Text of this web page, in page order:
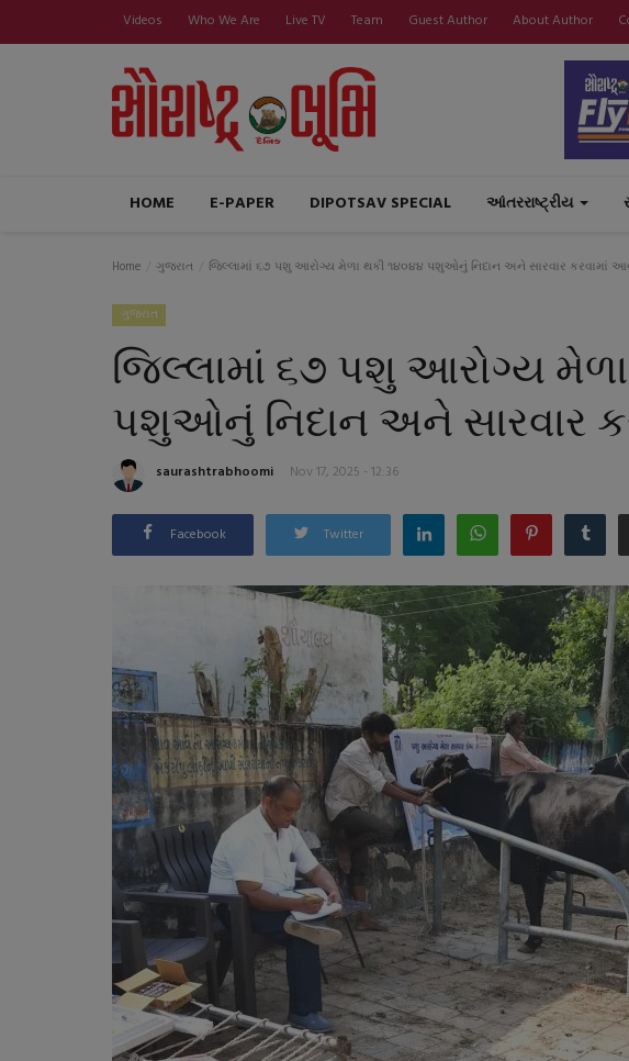
Videos Who We Are Live TV Team Guest Author About Author
HOME E-PAPER DIPOTSAV SPECIAL આંતરરાષ્ટ્રીય
Home ગુજરાત જિલ્લામાં ૬૭ પશુ આરોગ્ય મેળા થકી ૧૪૦૪૪ પશુઓનું નિદાન અને સારવાર કરવામાં
ગુજરાત
જિલ્લામાં ૬૭ પશુ આરોગ્ય
પશુઓનું નિદાન અને સારવાર
saurashtrabhoomi Nov 17, 2025 - 12:36
Facebook Twitter